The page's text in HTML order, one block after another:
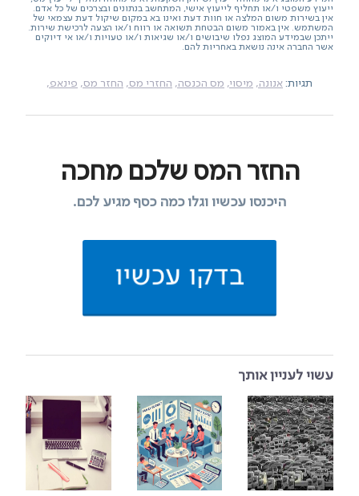
ייעוץ משפטי ו/או תחליף לייעוץ אישי, המתחשב בנתונים ובצרכים של כל אדם.
אין בשירות משום המלצה או חוות דעת ואינו בא במקום שיקול דעת עצמאי של
המשתמש. אין באמור משום הבטחת תשואה או רווח ו/או הצעה לרכישת שירות.
ייתכן שבמידע המוצג נפלו שיבושים ו/או שגיאות ו/או טעויות ו/או אי דיוקים
אשר החברה אינה נושאת באחריות להם.
תגיות: אנונה, מיסוי, מס הכנסה, החזרי מס, החזר מס, פינאפ,
החזר המס שלכם מחכה
היכנסו עכשיו וגלו כמה כסף מגיע לכם.
בדקו עכשיו
עשוי לעניין אותך